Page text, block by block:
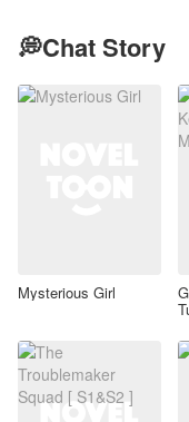
💭Chat Story
Mysterious Girl